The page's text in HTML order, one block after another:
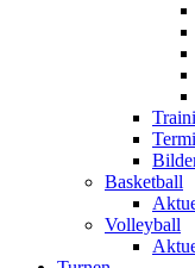
Basketball
Volleyball